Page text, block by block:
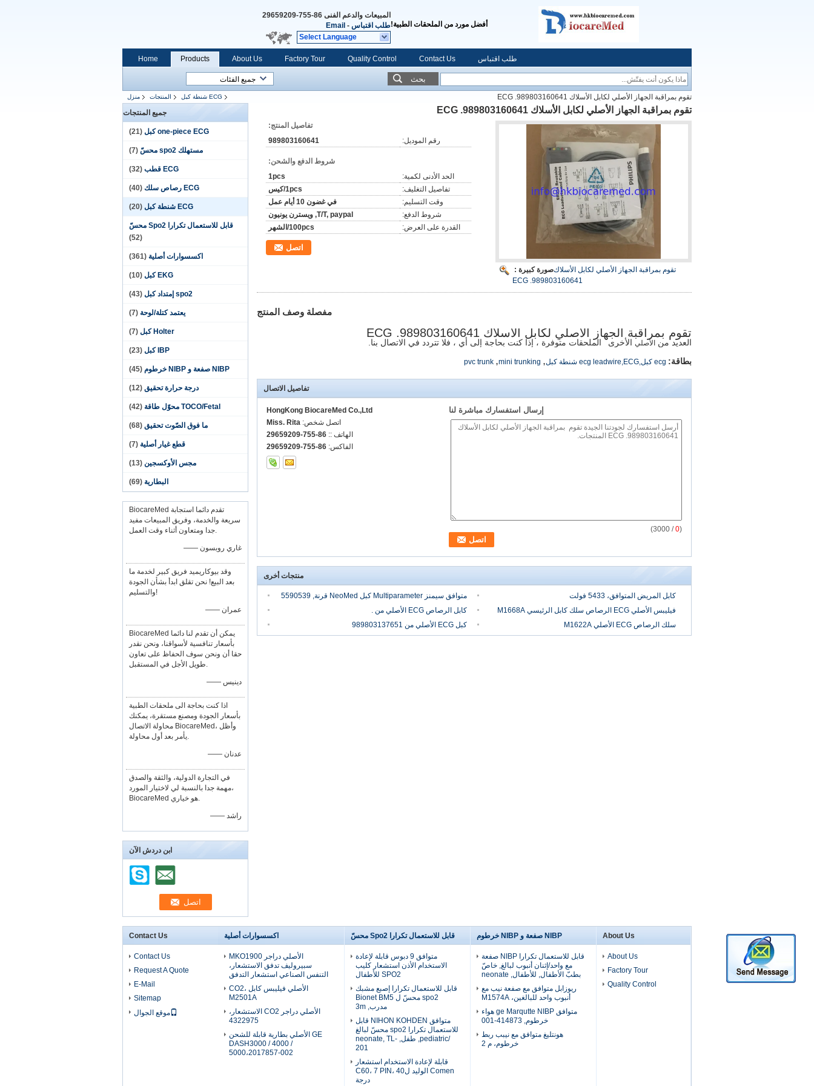
أفضل مورد من الملحقات الطبية!
المبيعات والدعم الفنى 86-755-29659209
طلب اقتباس -
Email
Select Language
Home Products About Us Factory Tour Quality Control Contact Us طلب اقتباس
بحث
منزل المنتجات ECG شنطة كبل
تقوم بمراقبة الجهاز الأصلي لكابل الأسلاك ECG .989803160641
جميع المنتجات
one-piece ECG كبل (21)
مستهلك spo2 محسّ (7)
ECG قطب (32)
ECG رصاص سلك (40)
ECG شنطة كبل (20)
قابل للاستعمال تكرارا Spo2 محسّ
(52)
اكسسوارات أصلية (361)
EKG كبل (10)
spo2 إمتداد كبل (43)
يعتمد كتلة/لوحة (7)
Holter كبل (7)
IBP كبل (23)
NIBP صفعة و NIBP خرطوم (45)
درجة حرارة تحقيق (12)
TOCO/Fetal محوّل طاقة (42)
ما فوق الصّوت تحقيق (68)
قطع غيار أصلية (7)
مجس الأوكسجين (13)
البطارية (69)
BiocareMed تقدم دائما استجابة
سريعة والخدمة، وفريق المبيعات مفيد
جدا ومتعاون أثناء وقت العمل.
—— غاري روبسون
وقد بيوكاريميد فريق كبير لخدمة ما
بعد البيع! نحن تقلق ابدأ بشأن الجودة
والتسليم!
—— عمران
BiocareMed يمكن أن تقدم لنا دائما
بأسعار تنافسية لأسواقنا، ونحن نقدر
حقا أن ونحن سوف الحفاظ على تعاون
طويل الأجل في المستقبل.
—— دينيس
اذا كنت بحاجة الى ملحقات الطبية
بأسعار الجودة ومصنع مستقرة، يمكنك
محاولة الاتصال BiocareMed، وأظل
يأمر بعد أول محاولة.
—— عدنان
في التجارة الدولية، والثقة والصدق
مهمة جدا بالنسبة لي لاختيار المورد،
BiocareMed هو خياري.
—— راشد
ابن دردش الآن
تقوم بمراقبة الجهاز الأصلي لكابل الأسلاك ECG .989803160641
صورة كبيرة :تقوم بمراقبة الجهاز الأصلي لكابل الأسلاك
ECG .989803160641
تفاصيل المنتج:
رقم الموديل:
989803160641
شروط الدفع والشحن:
الحد الأدنى لكمية:
1pcs
تفاصيل التغليف:
1pcs/كيس
وقت التسليم:
في غضون 10 أيام عمل
شروط الدفع:
T/T, paypal, ويسترن يونيون
القدرة على العرض:
100pcs/الشهر
اتصل
مفصلة وصف المنتج
تقوم بمراقبة الجهاز الأصلي لكابل الأسلاك ECG .989803160641
العديد من الأصلي الأخرى
الملحقات متوفرة ، إذا كنت بحاجة إلى أي ، فلا تتردد في الاتصال بنا.
بطاقة: ecg كبل,ecg leadwire,ECG شنطة كبل ,
mini trunking
,
pvc trunk
تفاصيل الاتصال
HongKong BiocareMed Co.,Ltd
اتصل شخص: Miss. Rita
الهاتف :: 86-755-29659209
الفاكس: 86-755-29659209
إرسال استفسارك مباشرة لنا
(
0
/ 3000)
منتجات أخرى
متوافق سيمنز Multiparameter كبل NeoMed قرنة, 5590539
كابل المريض المتوافق، 5433 فولت
كابل الرصاص ECG الأصلي من .
فيليبس الأصلي ECG الرصاص سلك كابل الرئيسي M1668A
كبل ECG الأصلي من 989803137651
سلك الرصاص ECG الأصلي M1622A
About Us
About Us
Factory Tour
Quality Control
NIBP صفعة و NIBP خرطوم
قابل للاستعمال تكرارا NIBP صفعة
مع واحد/إثنان أنبوب لبالغ, خاصّ
بطبّ الأطفال, للأطفال, neonate
ريوزابل متوافق مع صفعة نيب مع
أنبوب واحد للبالغين، M1574A
متوافق ge Marqutte NIBP هواء
خرطوم, 414873-001
هونتليغ متوافق مع نيبب ربط
خرطوم، م 2
قابل للاستعمال تكرارا Spo2 محسّ
متوافق 9 دبوس قابلة لإعادة
الاستخدام الأذن استشعار كليب
SPO2 للأطفال
قابل للاستعمال تكرارا إصبع مشبك
spo2 محسّ ل Bionet BM5
مدرب, 3m
متوافق NIHON KOHDEN قابل
للاستعمال تكرارا spo2 محسّ لبالغ
/pediatric, طفل, neonate, TL-
201
قابلة لإعادة الاستخدام استشعار
Comen الوليد لC60، 7 PIN، 40
درجة
اكسسوارات أصلية
الأصلي دراجر MKO1900
سبيروليف تدفق الاستشعار،
التنفس الصناعي استشعار التدفق
الأصلي فيليبس كابل CO2،
M2501A
الأصلي دراجر CO2 الاستشعار،
4322975
GE الأصلي بطارية قابلة للشحن
DASH3000 / 4000 /
5000،2017857-002
Contact Us
Contact Us
Request A Quote
E-Mail
Sitemap
موقع الجوال